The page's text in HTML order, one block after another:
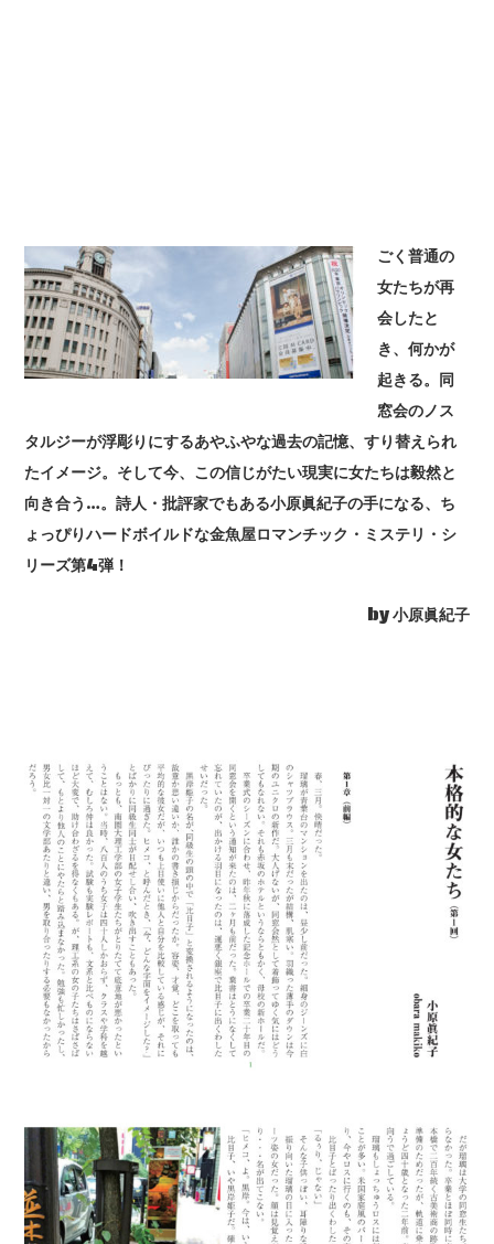
ごく普通の
女たちが再
会したと
き、何かが
起きる。同
窓会のノス
タルジーが浮彫りにするあやふやな過去の記憶、すり替えられ
たイメージ。そして今、この信じがたい現実に女たちは毅然と
向き合う…。詩人・批評家でもある小原眞紀子の手になる、ち
ょっぴりハードボイルドな金魚屋ロマンチック・ミステリ・シ
リーズ第4弾！
by 小原眞紀子